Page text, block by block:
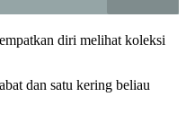
diri melihat koleksi
dan satu kering beliau